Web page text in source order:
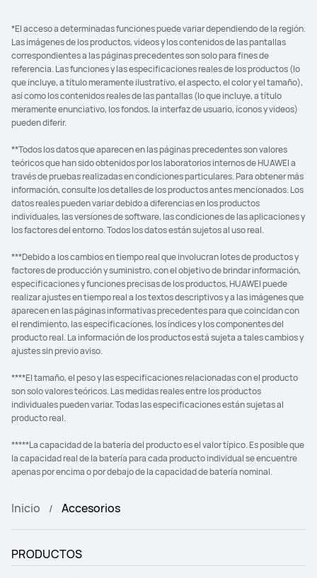
*El acceso a determinadas funciones puede variar dependiendo de la región.
Las imágenes de los productos, videos y los contenidos de las pantallas
correspondientes a las páginas precedentes son solo para fines de
referencia. Las funciones y las especificaciones reales de los productos (lo
que incluye, a título meramente ilustrativo, el aspecto, el color y el tamaño),
así como los contenidos reales de las pantallas (lo que incluye, a título
meramente enunciativo, los fondos, la interfaz de usuario, íconos y videos)
pueden diferir.
**Todos los datos que aparecen en las páginas precedentes son valores
teóricos que han sido obtenidos por los laboratorios internos de HUAWEI a
través de pruebas realizadas en condiciones particulares. Para obtener más
información, consulte los detalles de los productos antes mencionados. Los
datos reales pueden variar debido a diferencias en los productos
individuales, las versiones de software, las condiciones de las aplicaciones y
los factores del entorno. Todos los datos están sujetos al uso real.
***Debido a los cambios en tiempo real que involucran lotes de productos y
factores de producción y suministro, con el objetivo de brindar información,
especificaciones y funciones precisas de los productos, HUAWEI puede
realizar ajustes en tiempo real a los textos descriptivos y a las imágenes que
aparecen en las páginas informativas precedentes para que coincidan con
el rendimiento, las especificaciones, los índices y los componentes del
producto real. La información de los productos está sujeta a tales cambios y
ajustes sin previo aviso.
****El tamaño, el peso y las especificaciones relacionadas con el producto
son solo valores teóricos. Las medidas reales entre los productos
individuales pueden variar. Todas las especificaciones están sujetas al
producto real.
*****La capacidad de la batería del producto es el valor típico. Es posible que
la capacidad real de la batería para cada producto individual se encuentre
apenas por encima o por debajo de la capacidad de batería nominal.
Inicio Accesorios
PRODUCTOS